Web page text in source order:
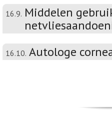
16.9. Middelen
16.10. Autologe